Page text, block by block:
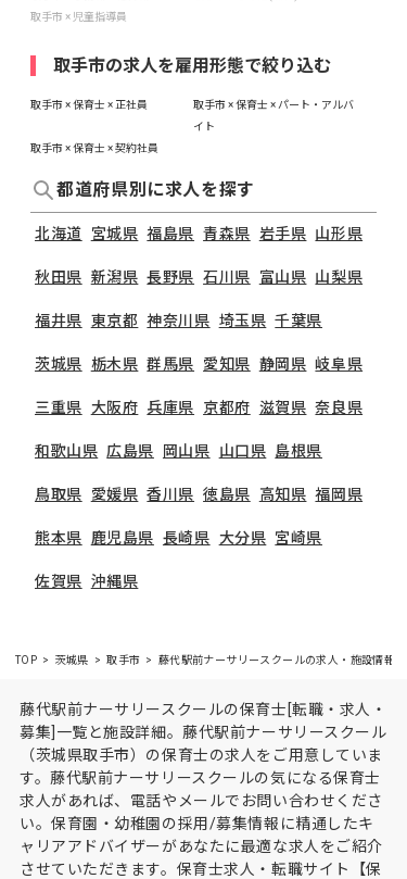
取手市 × 児童指導員
取手市の求人を雇用形態で絞り込む
取手市 × 保育士 × 正社員
取手市 × 保育士 × パート・アルバ
イト
取手市 × 保育士 × 契約社員
都道府県別に求人を探す
北海道 宮城県 福島県 青森県 岩手県 山形県
秋田県 新潟県 長野県 石川県 富山県 山梨県
福井県 東京都 神奈川県 埼玉県 千葉県
茨城県 栃木県 群馬県 愛知県 静岡県 岐阜県
三重県 大阪府 兵庫県 京都府 滋賀県 奈良県
和歌山県 広島県 岡山県 山口県 島根県
鳥取県 愛媛県 香川県 徳島県 高知県 福岡県
熊本県 鹿児島県 長崎県 大分県 宮崎県
佐賀県 沖縄県
TOP 茨城県 取手市 藤代駅前ナーサリースクールの求人・施設情報
藤代駅前ナーサリースクールの保育士[転職・求人・
募集]一覧と施設詳細。藤代駅前ナーサリースクール
（茨城県取手市）の保育士の求人をご用意していま
す。藤代駅前ナーサリースクールの気になる保育士
求人があれば、電話やメールでお問い合わせくださ
い。保育園・幼稚園の採用/募集情報に精通したキ
ャリアアドバイザーがあなたに最適な求人をご紹介
させていただきます。保育士求人・転職サイト【保